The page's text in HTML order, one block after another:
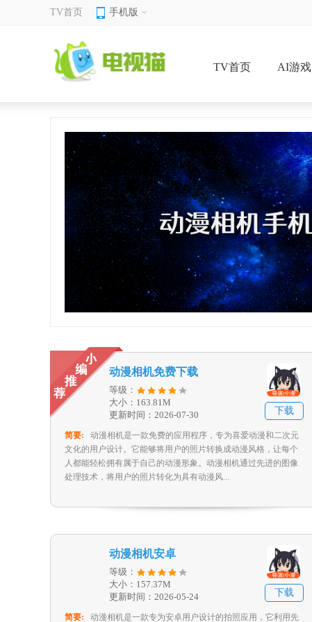
TV首页 手机版
TV首页 AI游戏
动漫相机免费下载
等级：
大小：163.81M
更新时间：2026-07-30
下载
简要:
动漫相机是一款免费的应用程序，专为喜爱动漫和二次元
文化的用户设计。它能够将用户的照片转换成动漫风格，让每个
人都能轻松拥有属于自己的动漫形象。动漫相机通过先进的图像
处理技术，将用户的照片转化为具有动漫风...
动漫相机安卓
等级：
大小：157.37M
更新时间：2026-05-24
下载
简要: 动漫相机是一款专为安卓用户设计的拍照应用，它利用先